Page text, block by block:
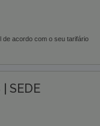
de acordo com o seu tarifário
SEDE